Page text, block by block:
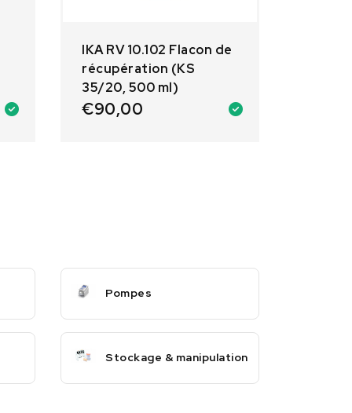
IKA RV 10.102 Flacon de
récupération (KS
35/20, 500 ml)
€90,00
Pompes
Stockage & manipulation